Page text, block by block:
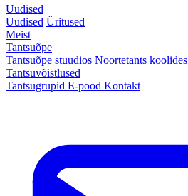
Uudised
Uudised Üritused
Meist
Tantsuõpe
Tantsuõpe stuudios Noortetants koolides
Tantsuvõistlused
Tantsugrupid E-pood Kontakt